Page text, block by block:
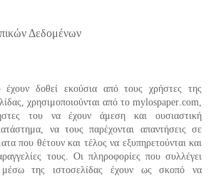
Δεδομένων
έχουν δοθεί εκούσια από τους χρήστες της
χρησιμοποιούνται από το mylospaper.com,
του να έχουν άμεση και ουσιαστική
να τους παρέχονται απαντήσεις σε
που θέτουν και τέλος να εξυπηρετούνται και
τους. Οι πληροφορίες που συλλέγει
της ιστοσελίδας έχουν ως σκοπό να